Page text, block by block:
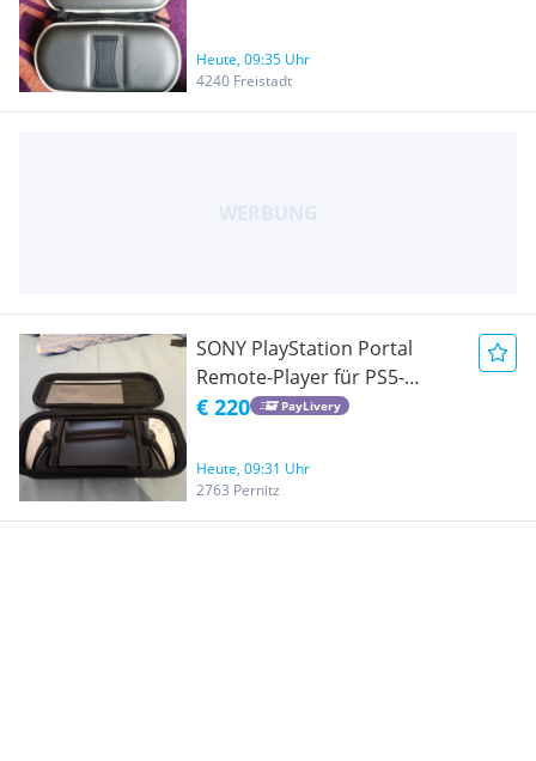
Heute, 09:35 Uhr
4240 Freistadt
SONY PlayStation Portal
Remote-Player für PS5-
Konsole - White
€ 220 PayLivery
Heute, 09:31 Uhr
2763 Pernitz